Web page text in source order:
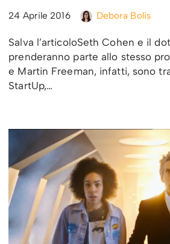
24 Aprile 2016 Debora Bolis
Salva l’articoloSeth Cohen e il
prenderanno parte allo stesso
e Martin Freeman, infatti, sono
StartUp,…